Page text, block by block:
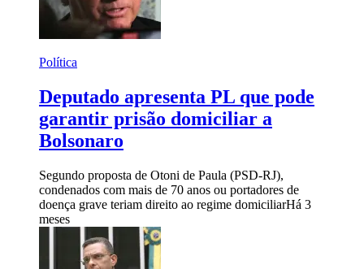
Política
Deputado apresenta PL que pode
garantir prisão domiciliar a
Bolsonaro
Segundo proposta de Otoni de Paula (PSD-RJ),
condenados com mais de 70 anos ou portadores de
doença grave teriam direito ao regime domiciliarHá 3
meses